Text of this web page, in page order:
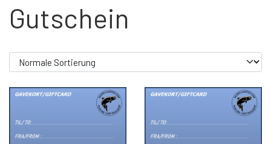
STARTSEITE
ÜBER UNS
WEBSHOP
KYSTGREJ
Gutschein